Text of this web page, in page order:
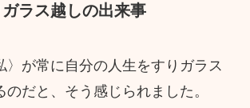
ラス越しの出来事
〉が常に自分の人生をすりガラス
のだと、そう感じられました。